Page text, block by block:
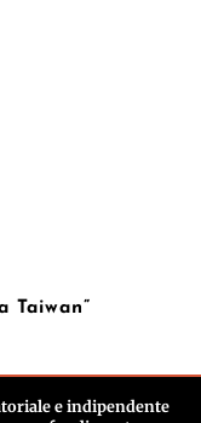
Taiwan”
e indipendente